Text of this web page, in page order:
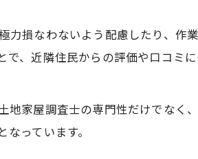
土地家屋調査士の現場力とグ
グリーン意識を活かす土地
グリーンな現場作業を支え
土地家屋調査士の現場経験と
力損なわないよう配慮したり、
で、近隣住民からの評価や口コミ
地家屋調査士の専門性だけでな
っています。